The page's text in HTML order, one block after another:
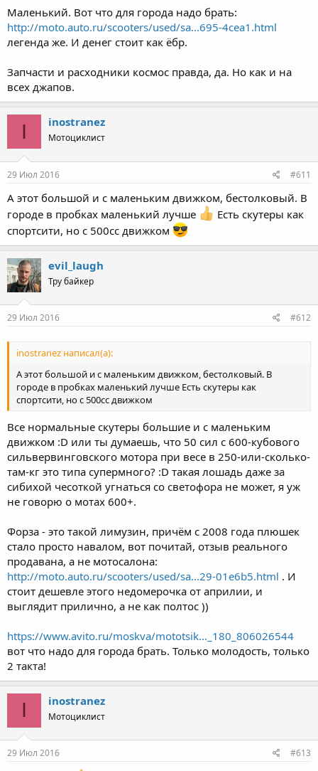
Маленький. Вот что для города надо брать:
http://moto.auto.ru/scooters/used/sa...695-4cea1.html
легенда же. И денег стоит как ёбр.
Запчасти и расходники космос правда, да. Но как и на
всех джапов.
I inostranez
Мотоциклист
29 Июл 2016 #611
А этот большой и с маленьким движком, бестолковый. В
городе в пробках маленький лучше
Есть скутеры как
спортсити, но с 500сс движком
evil_laugh
Тру байкер
29 Июл 2016 #612
inostranez написал(а):
А этот большой и с маленьким движком, бестолковый. В
городе в пробках маленький лучше Есть скутеры как
спортсити, но с 500сс движком
Все нормальные скутеры большие и с маленьким
движком :D или ты думаешь, что 50 сил с 600-кубового
сильвервинговского мотора при весе в 250-или-сколько-
там-кг это типа супермного? :D такая лошадь даже за
сибихой чесоткой угнаться со светофора не может, я уж
не говорю о мотах 600+.
Форза - это такой лимузин, причём с 2008 года плюшек
стало просто навалом, вот почитай, отзыв реального
продавана, а не мотосалона:
http://moto.auto.ru/scooters/used/sa...29-01e6b5.html . И
стоит дешевле этого недомерочка от априлии, и
выглядит прилично, а не как полтос ))
https://www.avito.ru/moskva/mototsik..._180_806026544
вот что надо для города брать. Только молодость, только
2 такта!
I inostranez
Мотоциклист
29 Июл 2016 #613